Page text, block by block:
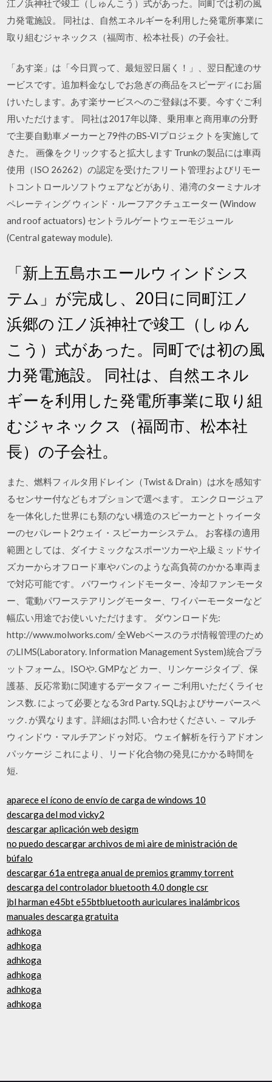
江ノ浜神社で竣工（しゅんこう）式があった。同町では初の風
力発電施設。 同社は、自然エネルギーを利用した発電所事業に
取り組むジャネックス（福岡市、松本社長）の子会社。
「あす楽」は「今日買って、最短翌日届く！」、翌日配達のサ
ービスです。追加料金なしでお急ぎの商品をスピーディにお届
けいたします。あす楽サービスへのご登録は不要。今すぐご利
用いただけます。 同社は2017年以降、乗用車と商用車の分野
で主要自動車メーカーと79件のBS-VIプロジェクトを実施して
きた。 画像をクリックすると拡大します Trunkの製品には車両
使用（ISO 26262）の認定を受けたフリート管理およびリモー
トコントロールソフトウェアなどがあり、港湾のターミナルオ
ペレーティング ウィンド・ルーフアクチュエーター (Window
and roof actuators) セントラルゲートウェーモジュール
(Central gateway module).
「新上五島ホエールウィンドシス
テム」が完成し、20日に同町江ノ
浜郷の 江ノ浜神社で竣工（しゅん
こう）式があった。同町では初の風
力発電施設。 同社は、自然エネル
ギーを利用した発電所事業に取り組
むジャネックス（福岡市、松本社
長）の子会社。
また、燃料フィルタ用ドレイン（Twist＆Drain）は水を感知す
るセンサー付などもオプションで選べます。 エンクロージュア
を一体化した世界にも類のない構造のスピーカーとトゥイータ
ーのセパレート2ウェイ・スピーカーシステム。 お客様の適用
範囲としては、ダイナミックなスポーツカーや上級ミッドサイ
ズカーからオフロード車やバンのような高負荷のかかる車両ま
で対応可能です。 パワーウィンドモーター、冷却ファンモータ
ー、電動パワーステアリングモーター、ワイパーモーターなど
幅広い用途でお使いいただけます。 ダウンロード先:
http://www.molworks.com/ 全Webベースのラボ情報管理のため
のLIMS(Laboratory. Information Management System)統合プラ
ットフォーム。ISOや. GMPなど カー、リンケージタイプ、保
護基、反応常勤に関連するデータフィー ご利用いただくライセ
ンス数. によって必要となる3rd Party. SQLおよびサーバースペ
ック. が異なります。詳細はお問. い合わせください. － マルチ
ウィンドウ・マルチアンドゥ対応。 ウェイ解析を行うアドオン
パッケージ これにより、リード化合物の発見にかかる時間を
短.
aparece el ícono de envío de carga de windows 10
descarga del mod vicky2
descargar aplicación web desigm
no puedo descargar archivos de mi aire de ministración de
búfalo
descargar 61a entrega anual de premios grammy torrent
descarga del controlador bluetooth 4.0 dongle csr
jbl harman e45bt e55btbluetooth auriculares inalámbricos
manuales descarga gratuita
adhkoga
adhkoga
adhkoga
adhkoga
adhkoga
adhkoga